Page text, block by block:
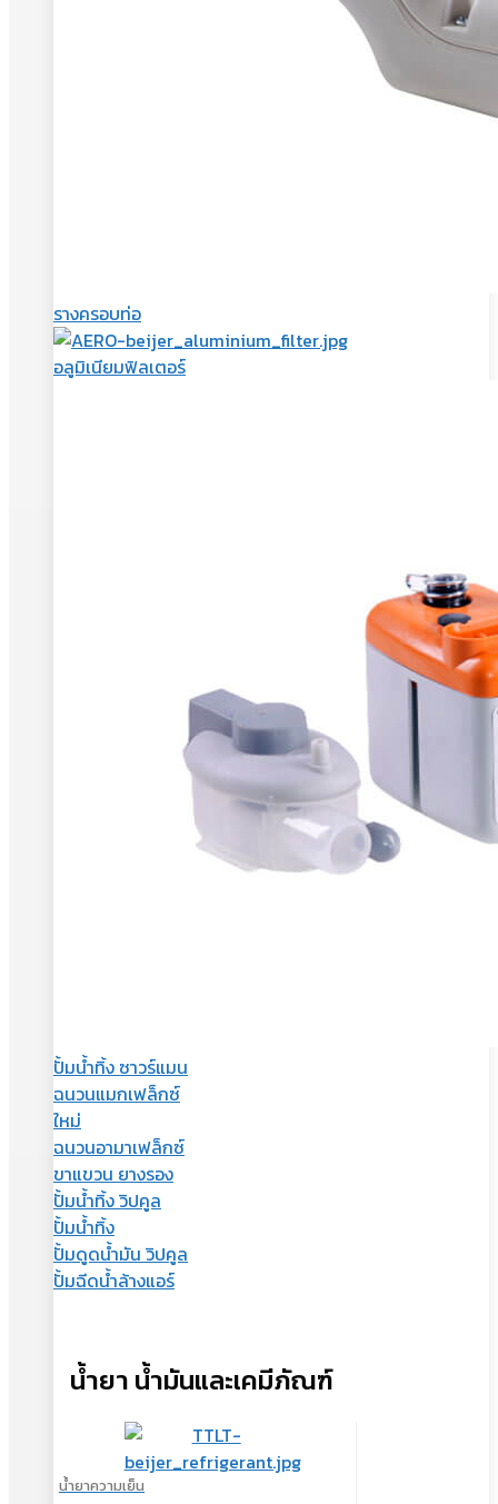
รางครอบท่อ
อลูมิเนียมฟิลเตอร์
ปั้มน้ำทิ้ง ซาวร์แมน
ฉนวนแมกเฟล็กซ์
ใหม่
ฉนวนอามาเฟล็กซ์
ขาแขวน ยางรอง
ปั้มน้ำทิ้ง วิปคูล
ปั้มน้ำทิ้ง
ปั้มดูดน้ำมัน วิปคูล
ปั้มฉีดน้ำล้างแอร์
น้ำยา น้ำมันและเคมีภัณฑ์
น้ำยาความเย็น